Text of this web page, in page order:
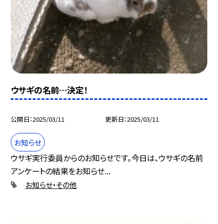
ウサギの名前…決定！
公開日 2025/03/11 更新日 2025/03/11
お知らせ
ウサギ実行委員からのお知らせです。今日は、ウサギの名前
アンケートの結果をお知らせ...
お知らせ・その他